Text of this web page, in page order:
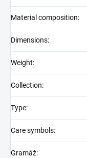
Material composition:
Dimensions:
Weight:
Collection:
Type:
Care symbols:
Gramáž: